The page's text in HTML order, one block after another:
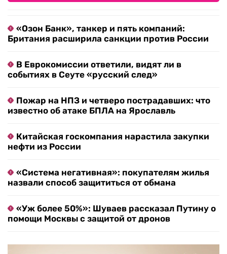
«Озон Банк», танкер и пять компаний:
Британия расширила санкции против России
В Еврокомиссии ответили, видят ли в
событиях в Сеуте «русский след»
Пожар на НПЗ и четверо пострадавших: что
известно об атаке БПЛА на Ярославль
Китайская госкомпания нарастила закупки
нефти из России
«Система негативная»: покупателям жилья
назвали способ защититься от обмана
«Уж более 50%»: Шуваев рассказал Путину о
помощи Москвы с защитой от дронов